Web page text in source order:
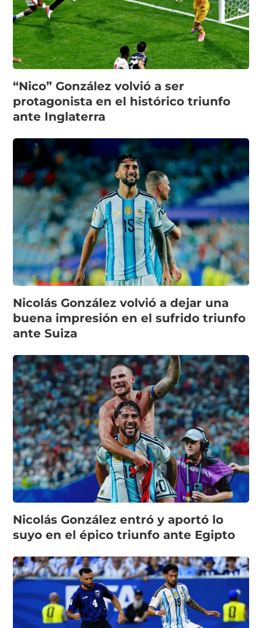
“Nico” González volvió a ser
protagonista en el histórico triunfo
ante Inglaterra
Nicolás González volvió a dejar una
buena impresión en el sufrido triunfo
ante Suiza
Nicolás González entró y aportó lo
suyo en el épico triunfo ante Egipto